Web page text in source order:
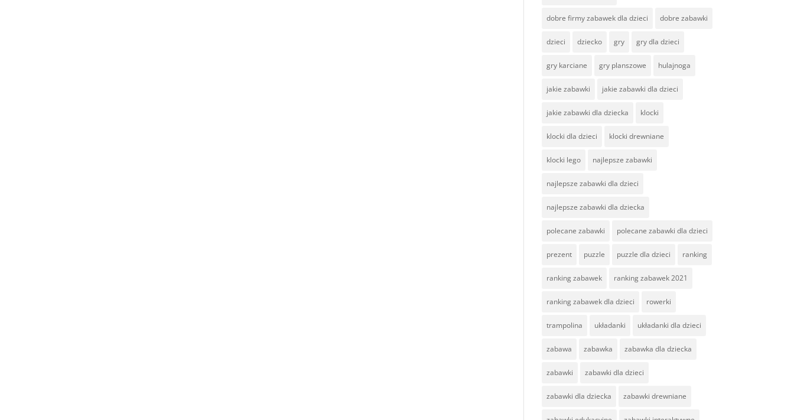
dobre firmy zabawek dla dzieci dobre zabawki
dzieci dziecko gry gry dla dzieci
gry karciane gry planszowe hulajnoga
jakie zabawki jakie zabawki dla dzieci
jakie zabawki dla dziecka klocki
klocki dla dzieci klocki drewniane
klocki lego najlepsze zabawki
najlepsze zabawki dla dzieci
najlepsze zabawki dla dziecka
polecane zabawki polecane zabawki dla dzieci
prezent puzzle puzzle dla dzieci ranking
ranking zabawek ranking zabawek 2021
ranking zabawek dla dzieci rowerki
trampolina układanki układanki dla dzieci
zabawa zabawka zabawka dla dziecka
zabawki zabawki dla dzieci
zabawki dla dziecka zabawki drewniane